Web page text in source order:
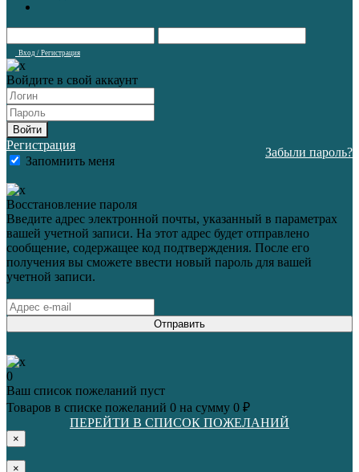
Вход / Регистрация
Войдите в свой аккаунт
Войти
Регистрация
Запомнить меня
Забыли пароль?
Восстановление пароля
Введите адрес электронной почты, указанный в параметрах
вашей учетной записи. На этот адрес будет отправлено
сообщение, содержащее код подтверждения. После его
получения вы сможете ввести новый пароль для вашей
учетной записи.
Отправить
0
Ваш список пожеланий пуст
Товаров в списке пожеланий 0 на сумму 0 ₽
ПЕРЕЙТИ В СПИСОК ПОЖЕЛАНИЙ
×
×